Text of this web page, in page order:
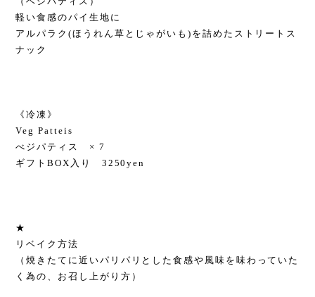
軽い食感のパイ生地に
アルパラク(ほうれん草とじゃがいも)を詰めたストリートス
ナック
《冷凍》
Veg Patteis
べジパティス × 7
ギフトBOX入り 3250yen
★
リベイク方法
（焼きたてに近いパリパリとした食感や風味を味わっていた
く為の、お召し上がり方）